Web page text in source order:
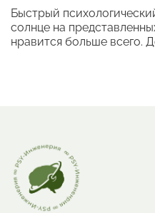
Быстрый
солнце на
нравится больше всего.